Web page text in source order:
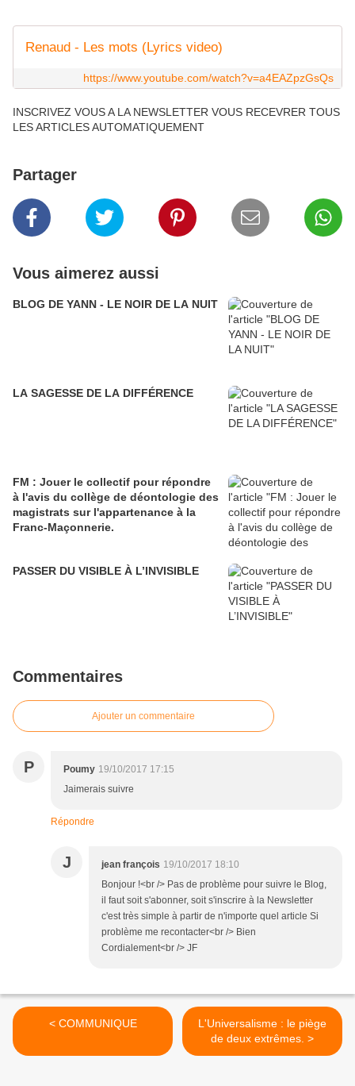
Renaud - Les mots (Lyrics video)
https://www.youtube.com/watch?v=a4EAZpzGsQs
INSCRIVEZ VOUS A LA NEWSLETTER VOUS RECEVRER TOUS
LES ARTICLES AUTOMATIQUEMENT
Partager
Vous aimerez aussi
BLOG DE YANN - LE NOIR DE LA NUIT
LA SAGESSE DE LA DIFFÉRENCE
FM : Jouer le collectif pour répondre
à l'avis du collège de déontologie des
magistrats sur l'appartenance à la
Franc-Maçonnerie.
PASSER DU VISIBLE À L’INVISIBLE
Commentaires
Ajouter un commentaire
P Poumy 19/10/2017 17:15
Jaimerais suivre
Répondre
J jean françois 19/10/2017 18:10
Bonjour !<br /> Pas de problème pour suivre le Blog,
il faut soit s'abonner, soit s'inscrire à la Newsletter
c'est très simple à partir de n'importe quel article Si
problème me recontacter<br /> Bien
Cordialement<br /> JF
< COMMUNIQUE
L'Universalisme : le piège
de deux extrêmes. >